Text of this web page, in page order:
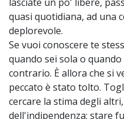
quasi quotidiana, ad una
deplorevole.
Se vuoi conoscere te
quando sei sola o
contrario. È allora che si
peccato è stato tolto.
cercare la stima degli
dell'indipendenza; stare